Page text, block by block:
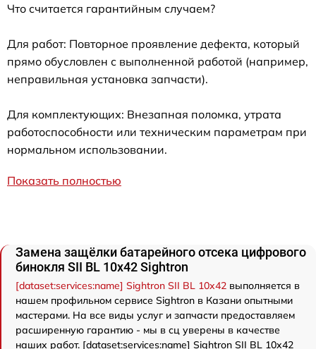
Что считается гарантийным случаем?
Для работ: Повторное проявление дефекта, который
прямо обусловлен с выполненной работой (например,
неправильная установка запчасти).
Для комплектующих: Внезапная поломка, утрата
работоспособности или техническим параметрам при
нормальном использовании.
Показать полностью
Замена защёлки батарейного отсека цифрового
бинокля SII BL 10x42 Sightron
[dataset:services:name] Sightron SII BL 10x42 выполняется в
нашем профильном сервисе Sightron в Казани опытными
мастерами. На все виды услуг и запчасти предоставляем
расширенную гарантию - мы в сц уверены в качестве
наших работ. [dataset:services:name] Sightron SII BL 10x42